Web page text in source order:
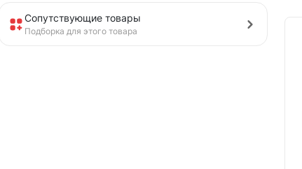
Сопутствующие товары
Подборка для этого товара